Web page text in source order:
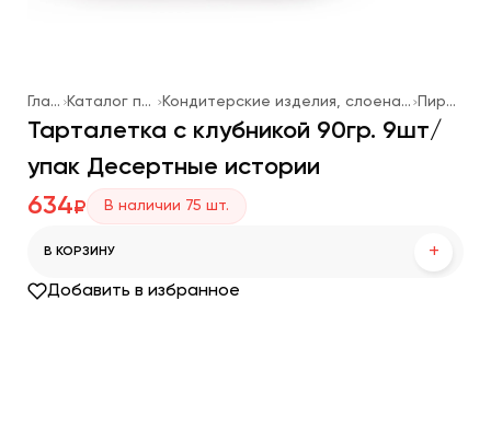
Главная Каталог продукции Кондитерские изделия, слоеная выпечка, мороженое Пирожные
Тарталетка с клубникой 90гр. 9шт/
упак Десертные истории
634₽ В наличии 75 шт.
В КОРЗИНУ +
Добавить в избранное